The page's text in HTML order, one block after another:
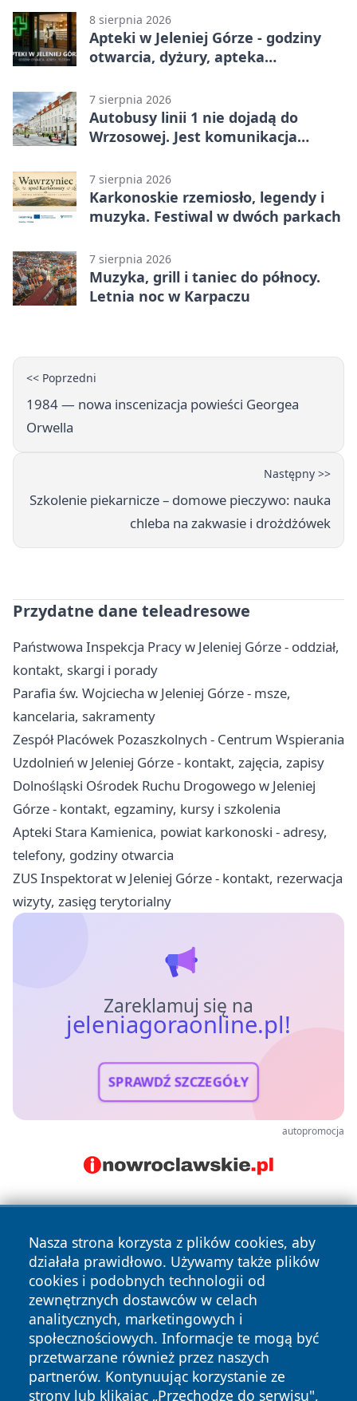
8 sierpnia 2026
Apteki w Jeleniej Górze - godziny
otwarcia, dyżury, apteka
7 sierpnia 2026
Autobusy linii 1 nie dojadą do
Wrzosowej. Jest komunikacja
7 sierpnia 2026
Karkonoskie rzemiosło, legendy i
muzyka. Festiwal w dwóch parkach
7 sierpnia 2026
Muzyka, grill i taniec do północy.
Letnia noc w Karpaczu
<< Poprzedni
1984 — nowa inscenizacja powieści Georgea
Orwella
Następny >>
Szkolenie piekarnicze – domowe pieczywo: nauka
chleba na zakwasie i drożdżówek
Przydatne dane teleadresowe
Państwowa Inspekcja Pracy w Jeleniej Górze - oddział,
kontakt, skargi i porady
Parafia św. Wojciecha w Jeleniej Górze - msze,
kancelaria, sakramenty
Zespół Placówek Pozaszkolnych - Centrum Wspierania
Uzdolnień w Jeleniej Górze - kontakt, zajęcia, zapisy
Dolnośląski Ośrodek Ruchu Drogowego w Jeleniej
Górze - kontakt, egzaminy, kursy i szkolenia
Apteki Stara Kamienica, powiat karkonoski - adresy,
telefony, godziny otwarcia
ZUS Inspektorat w Jeleniej Górze - kontakt, rezerwacja
wizyty, zasięg terytorialny
Zareklamuj się na
jeleniagoraonline.pl!
SPRAWDŹ SZCZEGÓŁY
autopromocja
Nasza strona korzysta z plików cookies, aby
działała prawidłowo. Używamy także plików
cookies i podobnych technologii od
zewnętrznych dostawców w celach
analitycznych, marketingowych i
społecznościowych. Informacje te mogą być
przetwarzane również przez naszych
partnerów. Kontynuując korzystanie ze
strony lub klikając „Przechodzę do serwisu",
Copyright © 2026 jeleniagoraonline.pl Wszystkie prawa
zastrzeżone.
News Autorzy
Polityka
Prywatności
Polityka
Cookies